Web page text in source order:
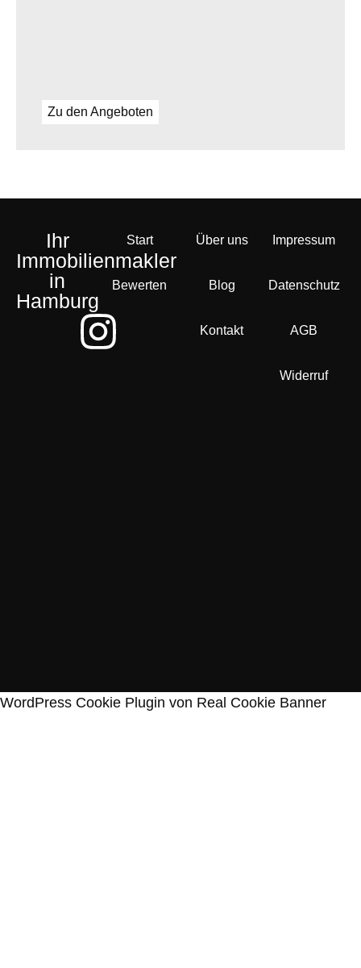
Zu den Angeboten
Ihr
Immobilienmakler
in
Hamburg
Start
Bewerten
Über uns
Blog
Kontakt
Impressum
Datenschutz
AGB
Widerruf
WordPress Cookie Plugin von Real Cookie Banner